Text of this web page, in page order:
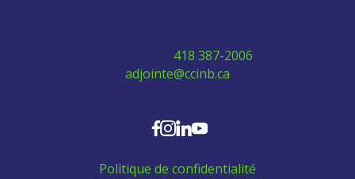
418 387-2006
adjointe@ccinb.ca
Politique de confidentialité